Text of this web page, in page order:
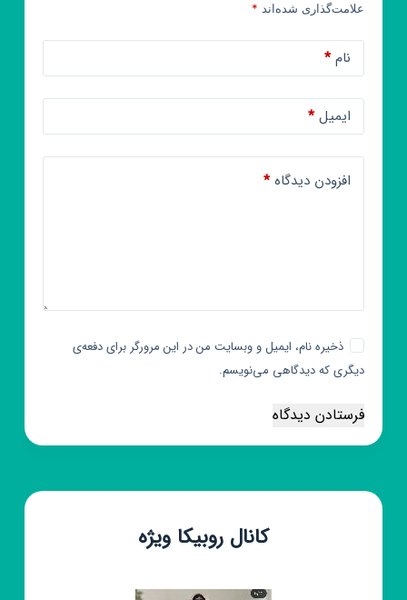
علامت‌گذاری شده‌اند *
نام*
ایمیل*
افزودن دیدگاه*
ذخیره نام، ایمیل و وبسایت من در این مرورگر برای دفعه‌ی
دیگری که دیدگاهی می‌نویسم.
فرستادن دیدگاه
کانال روبیکا ویژه